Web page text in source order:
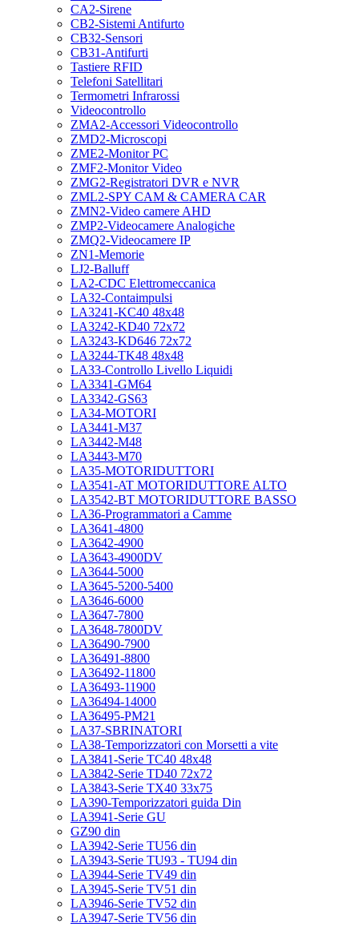
CA2-Sirene
CB2-Sistemi Antifurto
CB32-Sensori
CB31-Antifurti
Tastiere RFID
Telefoni Satellitari
Termometri Infrarossi
Videocontrollo
ZMA2-Accessori Videocontrollo
ZMD2-Microscopi
ZME2-Monitor PC
ZMF2-Monitor Video
ZMG2-Registratori DVR e NVR
ZML2-SPY CAM & CAMERA CAR
ZMN2-Video camere AHD
ZMP2-Videocamere Analogiche
ZMQ2-Videocamere IP
ZN1-Memorie
LJ2-Balluff
LA2-CDC Elettromeccanica
LA32-Contaimpulsi
LA3241-KC40 48x48
LA3242-KD40 72x72
LA3243-KD646 72x72
LA3244-TK48 48x48
LA33-Controllo Livello Liquidi
LA3341-GM64
LA3342-GS63
LA34-MOTORI
LA3441-M37
LA3442-M48
LA3443-M70
LA35-MOTORIDUTTORI
LA3541-AT MOTORIDUTTORE ALTO
LA3542-BT MOTORIDUTTORE BASSO
LA36-Programmatori a Camme
LA3641-4800
LA3642-4900
LA3643-4900DV
LA3644-5000
LA3645-5200-5400
LA3646-6000
LA3647-7800
LA3648-7800DV
LA36490-7900
LA36491-8800
LA36492-11800
LA36493-11900
LA36494-14000
LA36495-PM21
LA37-SBRINATORI
LA38-Temporizzatori con Morsetti a vite
LA3841-Serie TC40 48x48
LA3842-Serie TD40 72x72
LA3843-Serie TX40 33x75
LA390-Temporizzatori guida Din
LA3941-Serie GU
GZ90 din
LA3942-Serie TU56 din
LA3943-Serie TU93 - TU94 din
LA3944-Serie TV49 din
LA3945-Serie TV51 din
LA3946-Serie TV52 din
LA3947-Serie TV56 din